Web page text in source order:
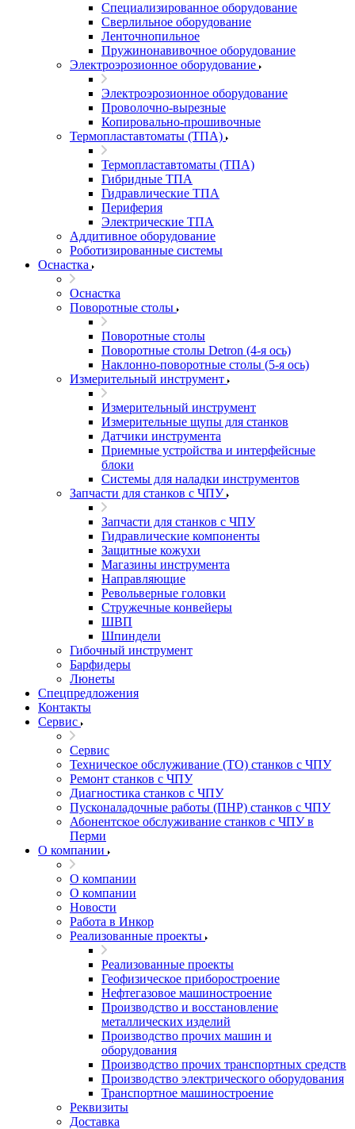
Специализированное оборудование
Сверлильное оборудование
Ленточнопильное
Пружинонавивочное оборудование
Электроэрозионное оборудование
Электроэрозионное оборудование
Проволочно-вырезные
Копировально-прошивочные
Термопластавтоматы (ТПА)
Термопластавтоматы (ТПА)
Гибридные ТПА
Гидравлические ТПА
Периферия
Электрические ТПА
Аддитивное оборудование
Роботизированные системы
Оснастка
Оснастка
Поворотные столы
Поворотные столы
Поворотные столы Detron (4-я ось)
Наклонно-поворотные столы (5-я ось)
Измерительный инструмент
Измерительный инструмент
Измерительные щупы для станков
Датчики инструмента
Приемные устройства и интерфейсные
блоки
Системы для наладки инструментов
Запчасти для станков с ЧПУ
Запчасти для станков с ЧПУ
Гидравлические компоненты
Защитные кожухи
Магазины инструмента
Направляющие
Револьверные головки
Стружечные конвейеры
ШВП
Шпиндели
Гибочный инструмент
Барфидеры
Люнеты
Спецпредложения
Контакты
Сервис
Сервис
Техническое обслуживание (ТО) станков с ЧПУ
Ремонт станков с ЧПУ
Диагностика станков с ЧПУ
Пусконаладочные работы (ПНР) станков с ЧПУ
Абонентское обслуживание станков с ЧПУ в
Перми
О компании
О компании
О компании
Новости
Работа в Инкор
Реализованные проекты
Реализованные проекты
Геофизическое приборостроение
Нефтегазовое машиностроение
Производство и восстановление
металлических изделий
Производство прочих машин и
оборудования
Производство прочих транспортных средств
Производство электрического оборудования
Транспортное машиностроение
Реквизиты
Доставка